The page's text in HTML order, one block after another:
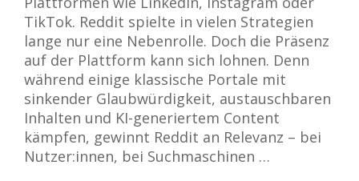
TikTok. Reddit spielte in vielen Strategien
lange nur eine Nebenrolle. Doch die Präsenz
auf der Plattform kann sich lohnen. Denn
während einige klassische Portale mit
sinkender Glaubwürdigkeit, austauschbaren
Inhalten und KI-generiertem Content
kämpfen, gewinnt Reddit an Relevanz – bei
Nutzer:innen, bei Suchmaschinen …